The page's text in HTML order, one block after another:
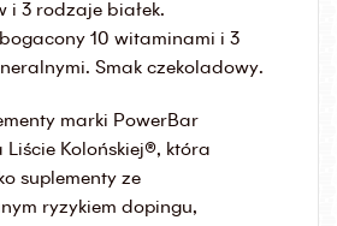
i 3 rodzaje białek.
10 witaminami i 3
Smak czekoladowy.
marki PowerBar
Kolońskiej®, która
suplementy ze
ryzykiem dopingu,